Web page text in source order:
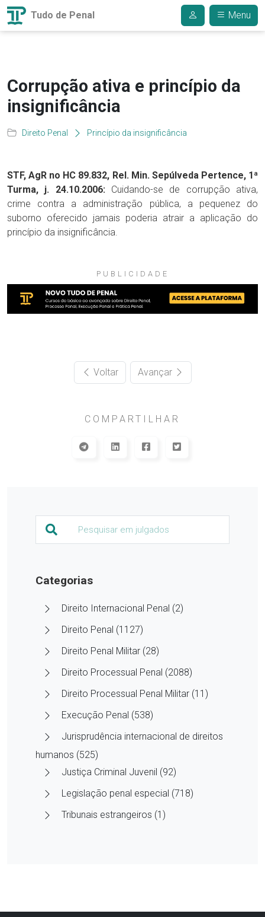
Tudo de Penal Menu
Corrupção ativa e princípio da
insignificância
Direito Penal Princípio da insignificância
STF, AgR no HC 89.832, Rel. Min. Sepúlveda Pertence, 1ª
Turma, j. 24.10.2006: Cuidando-se de corrupção ativa,
crime contra a administração pública, a pequenez do
suborno oferecido jamais poderia atrair a aplicação do
princípio da insignificância.
PUBLICIDADE
Voltar Avançar
COMPARTILHAR
Categorias
Direito Internacional Penal (2)
Direito Penal (1127)
Direito Penal Militar (28)
Direito Processual Penal (2088)
Direito Processual Penal Militar (11)
Execução Penal (538)
Jurisprudência internacional de direitos
humanos (525)
Justiça Criminal Juvenil (92)
Legislação penal especial (718)
Tribunais estrangeiros (1)